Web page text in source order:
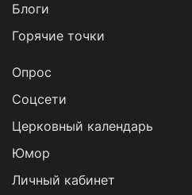
Блоги
Горячие точки
Опрос
Cоцсети
Церковный календарь
Юмор
Личный кабинет